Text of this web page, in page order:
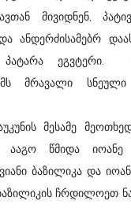
მივიდნენ,
ანდერძისამებრ
პატარა ეგვტერი.
მრავალი
ააგო წმიდა იოანე
ბაზილიკა და
ჩრდილოეთ